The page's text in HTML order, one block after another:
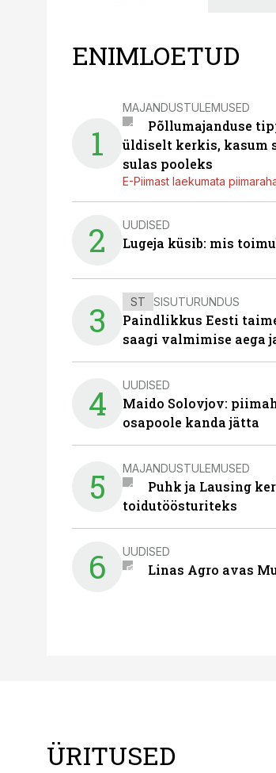
ENIMLOETUD
1
MAJANDUSTULEMUSED
Põllumajanduse
üldiselt kerkis, kasum
sulas pooleks
E-Piimast laekumata
2 UUDISED
Lugeja küsib: mis
3 ST SISUTURUNDUS
Paindlikkus Eesti
saagi valmimise aega
4 UUDISED
Maido Solovjov:
osapoole kanda jätta
5 MAJANDUSTULEMUSED
Puhk ja Lausing
toidutöösturiteks
6 UUDISED
Linas Agro avas
ÜRITUSED